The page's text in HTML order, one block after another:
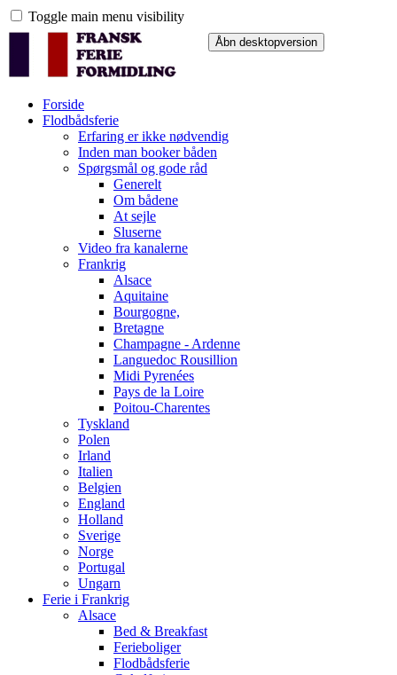
Toggle main menu visibility
Forside
Flodbådsferie
Erfaring er ikke nødvendig
Inden man booker båden
Spørgsmål og gode råd
Generelt
Om bådene
At sejle
Sluserne
Video fra kanalerne
Frankrig
Alsace
Aquitaine
Bourgogne,
Bretagne
Champagne - Ardenne
Languedoc Rousillion
Midi Pyrenées
Pays de la Loire
Poitou-Charentes
Tyskland
Polen
Irland
Italien
Belgien
England
Holland
Sverige
Norge
Portugal
Ungarn
Ferie i Frankrig
Alsace
Bed & Breakfast
Ferieboliger
Flodbådsferie